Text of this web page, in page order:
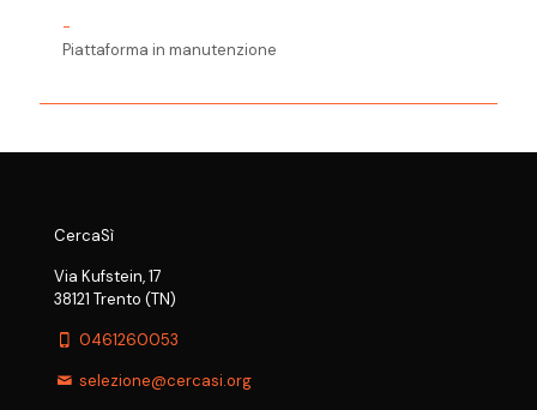
-
Piattaforma in manutenzione
CercaSì
Via Kufstein, 17
38121 Trento (TN)
0461260053
selezione@cercasi.org